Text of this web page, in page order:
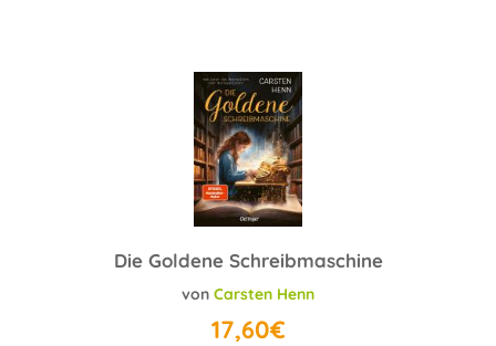
Die Goldene Schreibmaschine
von Carsten Henn
17,60€